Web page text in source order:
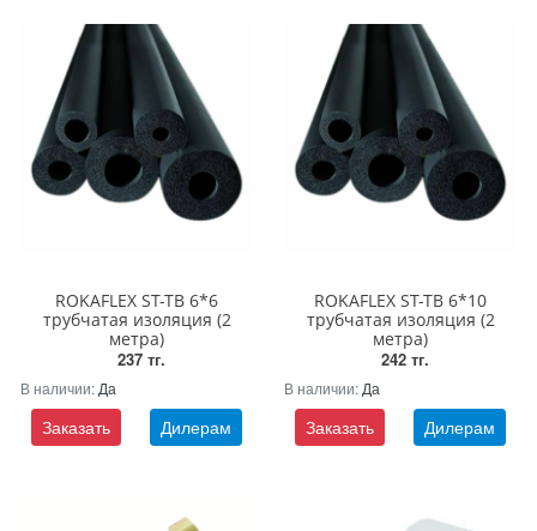
ROKAFLEX ST-TB 6*6
трубчатая изоляция (2
метра)
237 тг.
В наличии: Да
Заказать Дилерам
ROKAFLEX ST-TB 6*10
трубчатая изоляция (2
метра)
242 тг.
В наличии: Да
Заказать Дилерам